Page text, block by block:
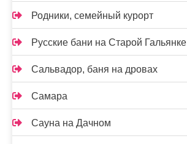
Родники, семейный курорт
Русские бани на Старой Гальянке
Сальвадор, баня на дровах
Самара
Сауна на Дачном